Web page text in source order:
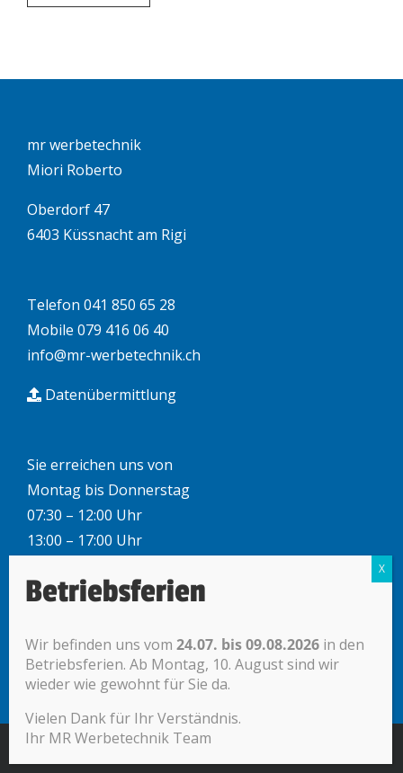
mr werbetechnik
Miori Roberto
Oberdorf 47
6403 Küssnacht am Rigi
Telefon 041 850 65 28
Mobile 079 416 06 40
info@mr-werbetechnik.ch
Datenübermittlung
Sie erreichen uns von
Montag bis Donnerstag
07:30 – 12:00 Uhr
13:00 – 17:00 Uhr
Freitag
07.30 – 12.00 Uhr
Betriebsferien
Wir befinden uns vom 24.07. bis 09.08.2026 in den
Betriebsferien. Ab Montag, 10. August sind wir
wieder wie gewohnt für Sie da.
Vielen Dank für Ihr Verständnis.
Ihr MR Werbetechnik Team